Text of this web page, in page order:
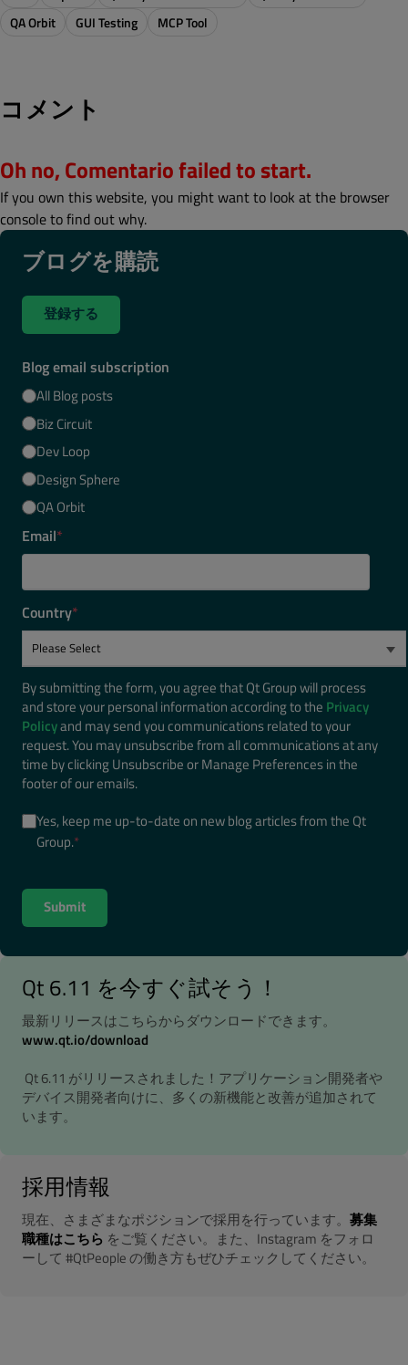
QA Orbit
GUI Testing MCP Tool
コメント
Oh no, Comentario failed to start.
If you own this website, you might want to look at the browser
console to find out why.
ブログを購読
登録する
Blog email subscription
All Blog posts
Biz Circuit
Dev Loop
Design Sphere
QA Orbit
Email*
Country*
By submitting the form, you agree that Qt Group will process
and store your personal information according to the Privacy
Policyand may send you communications related to your
request. You may unsubscribe from all communications at any
time by clicking Unsubscribe or Manage Preferences in the
footer of our emails.
Yes, keep me up-to-date on new blog articles from the Qt
Group.*
Qt 6.11 を今すぐ試そう！
最新リリースはこちらからダウンロードできます。
www.qt.io/download
Qt 6.11 がリリースされました！アプリケーション開発者や
デバイス開発者向けに、多くの新機能と改善が追加されて
います。
採用情報
現在、さまざまなポジションで採用を行っています。 募集
職種はこちら をご覧ください。また、Instagram をフォロ
ーして #QtPeople の働き方もぜひチェックしてください。